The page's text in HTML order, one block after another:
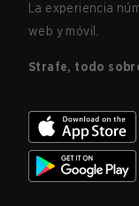
La experiencia
web y móvil.
Strafe, todo